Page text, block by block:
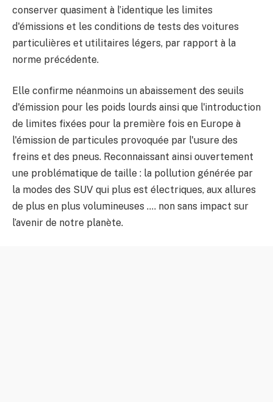
conserver quasiment à l’identique les limites
d'émissions et les conditions de tests des voitures
particulières et utilitaires légers, par rapport à la
norme précédente.
Elle confirme néanmoins un abaissement des seuils
d'émission pour les poids lourds ainsi que l'introduction
de limites fixées pour la première fois en Europe à
l'émission de particules provoquée par l'usure des
freins et des pneus. Reconnaissant ainsi ouvertement
une problématique de taille : la pollution générée par
la modes des SUV qui plus est électriques, aux allures
de plus en plus volumineuses …. non sans impact sur
l’avenir de notre planète.